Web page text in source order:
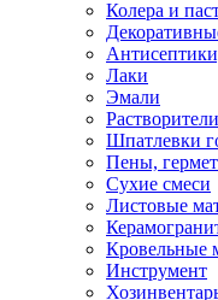
Колера и
Лаки
Эмали
Растворители
Шпатлевки
Пены,
Сухие смеси
Листовые
Кровельные
Инструмент